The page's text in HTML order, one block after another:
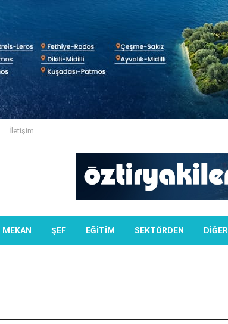
İletişim
MEKAN ŞEF EĞİTİM SEKTÖRDEN DIĞER